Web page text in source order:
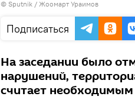
© Sputnik / Жоомарт Ураимов
Подписаться
На заседании было
нарушений,
считает